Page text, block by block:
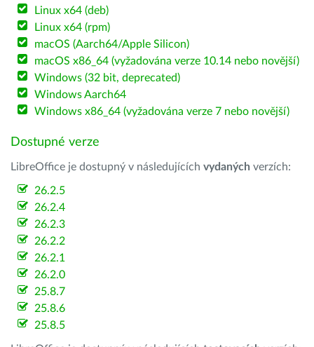
Linux x64 (deb)
Linux x64 (rpm)
macOS (Aarch64/Apple Silicon)
macOS x86_64 (vyžadována verze 10.14 nebo novější)
Windows (32 bit, deprecated)
Windows Aarch64
Windows x86_64 (vyžadována verze 7 nebo novější)
Dostupné verze
LibreOffice je dostupný v následujících vydaných verzích:
26.2.5
26.2.4
26.2.3
26.2.2
26.2.1
26.2.0
25.8.7
25.8.6
25.8.5